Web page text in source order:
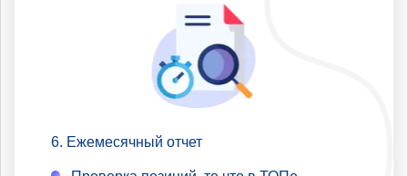
Ежемесячный отчет